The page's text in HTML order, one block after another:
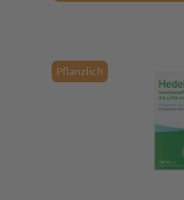
Pflanzlich